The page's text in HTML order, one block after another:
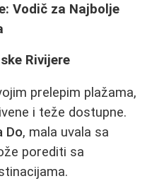
Vodič za Najbolje
Rivijere
prelepim plažama,
i teže dostupne.
Do, mala uvala sa
porediti sa